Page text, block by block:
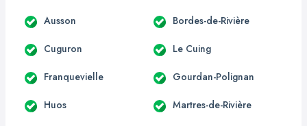
Ausson Bordes-de-Rivière
Cuguron Le Cuing
Franquevielle Gourdan-Polignan
Huos Martres-de-Rivière